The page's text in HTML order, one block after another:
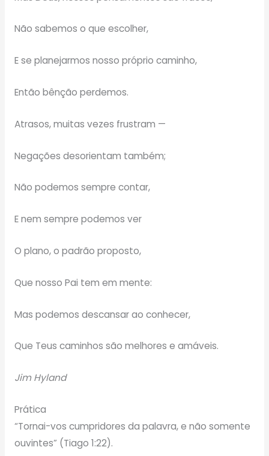
Não sabemos o que escolher,
E se planejarmos nosso próprio caminho,
Então bênção perdemos.
Atrasos, muitas vezes frustram —
Negações desorientam também;
Não podemos sempre contar,
E nem sempre podemos ver
O plano, o padrão proposto,
Que nosso Pai tem em mente:
Mas podemos descansar ao conhecer,
Que Teus caminhos são melhores e amáveis.
Jim Hyland
Prática
“Tornai-vos cumpridores da palavra, e não somente
ouvintes” (Tiago 1:22).